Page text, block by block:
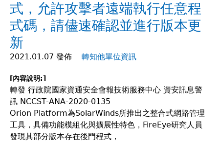
式，允許攻擊者遠端執行任意程
式碼，請儘速確認並進行版本更
新
2021.01.07 發佈 轉知他單位資訊
[內容說明:]
轉發 行政院國家資通安全會報技術服務中心 資安訊息警
訊 NCCST-ANA-2020-0135
Orion Platform為SolarWinds所推出之整合式網路管理
工具，具備功能模組化與擴展性特色，FireEye研究人員
發現其部分版本存在後門程式，